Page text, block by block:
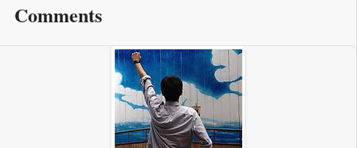
Comments